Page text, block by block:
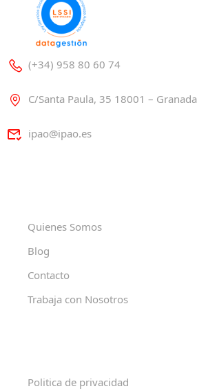
(+34) 958 80 60 74
C/Santa Paula, 35 18001 – Granada
ipao@ipao.es
Quienes Somos
Blog
Contacto
Trabaja con Nosotros
Politica de privacidad